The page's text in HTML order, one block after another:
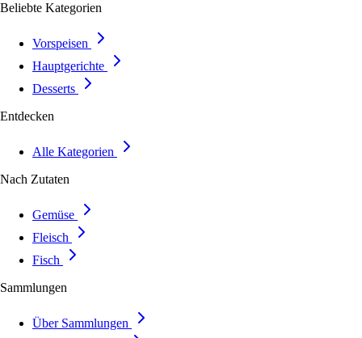
Beliebte Kategorien
Vorspeisen
Hauptgerichte
Desserts
Entdecken
Alle Kategorien
Nach Zutaten
Gemüse
Fleisch
Fisch
Sammlungen
Über Sammlungen